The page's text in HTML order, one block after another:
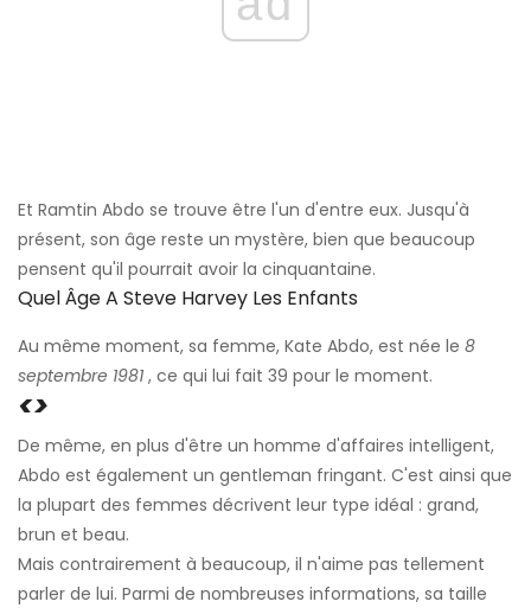
Et Ramtin Abdo se trouve être l'un d'entre eux. Jusqu'à
présent, son âge reste un mystère, bien que beaucoup
pensent qu'il pourrait avoir la cinquantaine.
Quel Âge A Steve Harvey Les Enfants
Au même moment, sa femme, Kate Abdo, est née le 8
septembre 1981 , ce qui lui fait 39 pour le moment.
<>
De même, en plus d'être un homme d'affaires intelligent,
Abdo est également un gentleman fringant. C'est ainsi que
la plupart des femmes décrivent leur type idéal : grand,
brun et beau.
Mais contrairement à beaucoup, il n'aime pas tellement
parler de lui. Parmi de nombreuses informations, sa taille